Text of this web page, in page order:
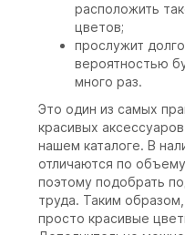
расположить
цветов;
прослужит
вероятностью
много раз.
Это один из самых
красивых
нашем каталоге. В
отличаются по
поэтому подобрать
труда. Таким
просто красивые